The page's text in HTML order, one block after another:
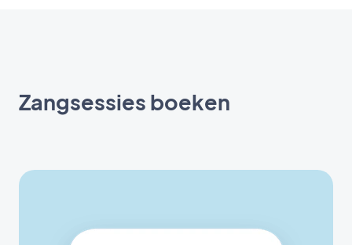
Zangsessies boeken